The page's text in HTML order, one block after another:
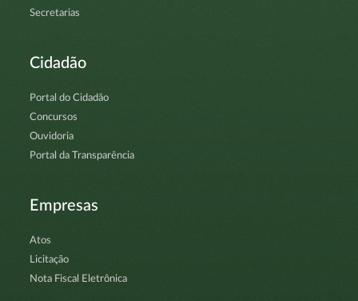
Secretarias
Cidadão
Portal do Cidadão
Concursos
Ouvidoria
Portal da Transparência
Empresas
Atos
Licitação
Nota Fiscal Eletrônica